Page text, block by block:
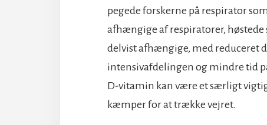
pegede forskerne på respirator
afhængige af respiratorer,
delvist afhængige, med reduceret
intensivafdelingen og mindre tid
D-vitamin kan være et særligt
kæmper for at trække vejret.